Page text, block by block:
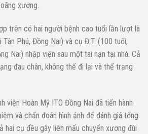
xương.
trên có hai người bệnh cao tuổi lần lượt là
Phú, Đồng Nai) và cụ Đ.T. (100 tuổi,
Nai) nhập viện sau một tai nạn tại nhà. Cả
đau chân, không thể đi lại và thể trạng
viện Hoàn Mỹ ITO Đồng Nai đã tiến hành
và chẩn đoán hình ảnh để đánh giá tổng
hai cụ đều gãy liên mấu chuyển xương đùi